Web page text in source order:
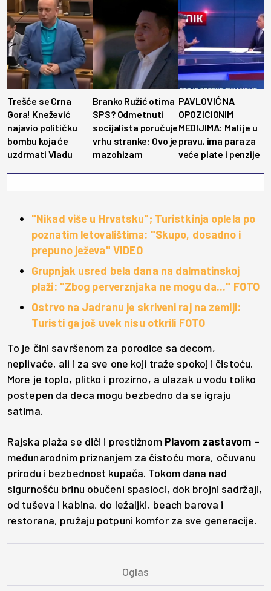
Trešće se Crna
Gora! Knežević
najavio političku
bombu koja će
uzdrmati Vladu
Branko Ružić otima
SPS? Odmetnuti
socijalista poručuje
vrhu stranke: Ovo je
mazohizam
PAVLOVIĆ NA
OPOZICIONIM
MEDIJIMA: Mali je u
pravu, ima para za
veće plate i penzije
"Nikad više u Hrvatsku"; Turistkinja oplela po
poznatim letovalištima: "Skupo, dosadno i
prepuno ježeva" VIDEO
Grupnjak usred bela dana na dalmatinskoj
plaži: "Zbog perverznjaka ne mogu da..." FOTO
Ostrvo na Jadranu je skriveni raj na zemlji:
Turisti ga još uvek nisu otkrili FOTO
To je čini savršenom za porodice sa decom,
neplivače, ali i za sve one koji traže spokoj i čistoću.
More je toplo, plitko i prozirno, a ulazak u vodu toliko
postepen da deca mogu bezbedno da se igraju
satima.
Rajska plaža se diči i prestižnom Plavom zastavom –
međunarodnim priznanjem za čistoću mora, očuvanu
prirodu i bezbednost kupača. Tokom dana nad
sigurnošću brinu obučeni spasioci, dok brojni sadržaji,
od tuševa i kabina, do ležaljki, beach barova i
restorana, pružaju potpuni komfor za sve generacije.